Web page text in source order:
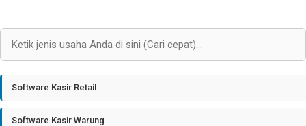
Software Kasir Retail
Software Kasir Warung